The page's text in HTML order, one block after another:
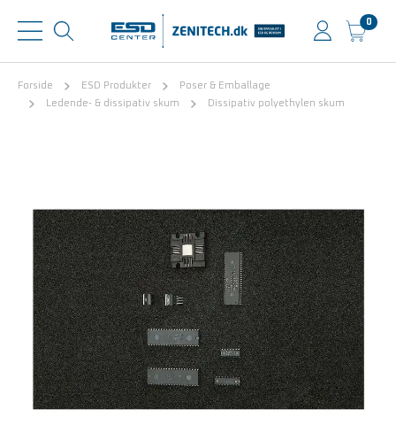
0
Forside ESD Produkter
Poser & Emballage
Ledende- & dissipativ skum
Dissipativ polyethylen skum